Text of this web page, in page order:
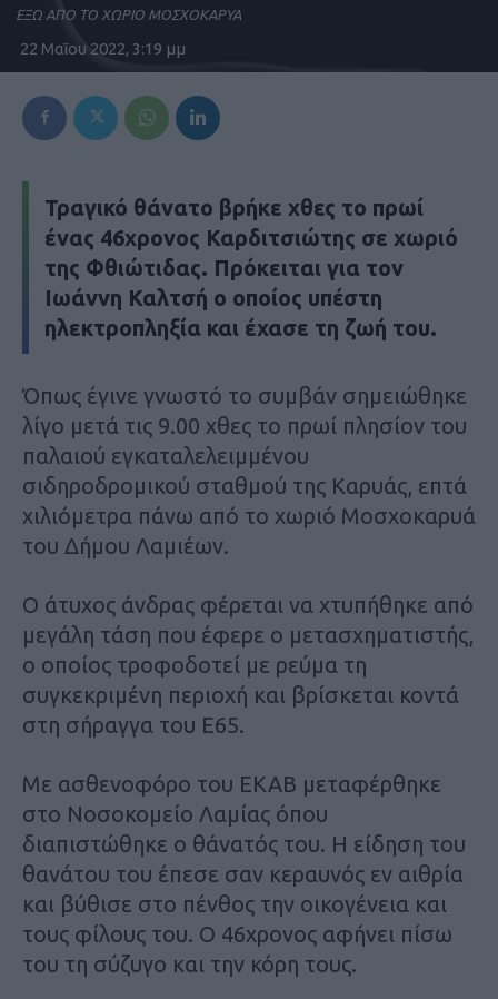
ΕΞΩ ΑΠΟ ΤΟ ΧΩΡΙΟ ΜΟΣΧΟΚΑΡΥΑ
22 Μαΐου 2022, 3:19 μμ
Τραγικό θάνατο βρήκε χθες το πρωί
ένας 46χρονος Καρδιτσιώτης σε χωριό
της Φθιώτιδας. Πρόκειται για τον
Ιωάννη Καλτσή ο οποίος υπέστη
ηλεκτροπληξία και έχασε τη ζωή του.
Όπως έγινε γνωστό το συμβάν σημειώθηκε
λίγο μετά τις 9.00 χθες το πρωί πλησίον του
παλαιού εγκαταλελειμμένου
σιδηροδρομικού σταθμού της Καρυάς, επτά
χιλιόμετρα πάνω από το χωριό Μοσχοκαρυά
του Δήμου Λαμιέων.
O άτυχος άνδρας φέρεται να χτυπήθηκε από
μεγάλη τάση που έφερε ο μετασχηματιστής,
ο οποίος τροφοδοτεί με ρεύμα τη
συγκεκριμένη περιοχή και βρίσκεται κοντά
στη σήραγγα του Ε65.
Με ασθενοφόρο του ΕΚΑΒ μεταφέρθηκε
στο Νοσοκομείο Λαμίας όπου
διαπιστώθηκε ο θάνατός του. Η είδηση του
θανάτου του έπεσε σαν κεραυνός εν αιθρία
και βύθισε στο πένθος την οικογένεια και
τους φίλους του. Ο 46χρονος αφήνει πίσω
του τη σύζυγο και την κόρη τους.